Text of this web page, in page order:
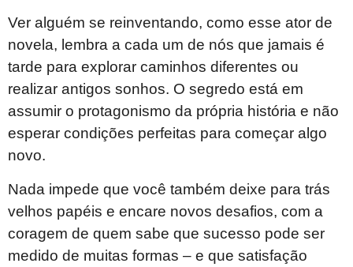
Ver alguém se reinventando, como esse ator de
novela, lembra a cada um de nós que jamais é
tarde para explorar caminhos diferentes ou
realizar antigos sonhos. O segredo está em
assumir o protagonismo da própria história e não
esperar condições perfeitas para começar algo
novo.
Nada impede que você também deixe para trás
velhos papéis e encare novos desafios, com a
coragem de quem sabe que sucesso pode ser
medido de muitas formas – e que satisfação